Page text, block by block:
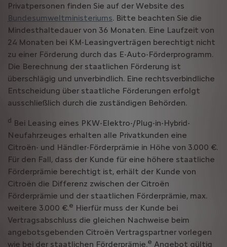
Privatpersonen finden Sie auf der Website des
Bundesumweltministeriums. Bitte beachten Sie die
Mindesthaltedauer von 36 Monaten. Eine Laufzeit von
24 Monaten bei KM-Leasingverträgen berechtigt nicht
zu einer Förderung durch das E-Auto-Förderprogramm.
Die Berechnung der staatlichen Förderung ist
überschlägig und unverbindlich. Eine rechtsverbindliche
Entscheidung über staatliche Förderungen erfolgt
ausschließlich durch die zuständigen Behörden.
d Bei Leasing eines PKW-Elektro-/Plug-in-Hybrid-
Neufahrzeuges erhalten alle Privatkunden eine
Citroën- und Händler-Förderprämie in Höhe von 3.000 €.
Für den Fall, dass der Kunde für eine höhere staatliche
Förderprämie berechtigt ist, erhält der Kunde von
Citroën die Differenz zwischen der Citroën
Förderprämie und der staatlichen Förderprämie, max.
weitere 3.000 €.e Hierfür muss der Kunde bei
Vertragsabschluss die gleichen Nachweise beim
angebotsgebenden Citroën Vertragspartner vorlegen
wie bei der staatlichen Förderprämie.e Angebot gültig